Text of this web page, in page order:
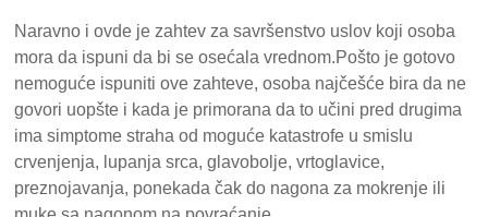
Naravno i ovde je zahtev za savršenstvo uslov koji osoba
mora da ispuni da bi se osećala vrednom.Pošto je gotovo
nemoguće ispuniti ove zahteve, osoba najčešće bira da ne
govori uopšte i kada je primorana da to učini pred drugima
ima simptome straha od moguće katastrofe u smislu
crvenjenja, lupanja srca, glavobolje, vrtoglavice,
preznojavanja, ponekada čak do nagona za mokrenje ili